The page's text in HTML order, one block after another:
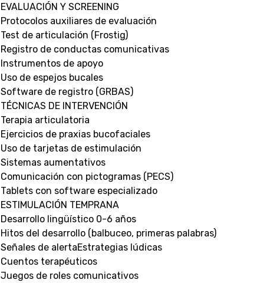
EVALUACIÓN Y SCREENING
Protocolos auxiliares de evaluación
Test de articulación (Frostig)
Registro de conductas comunicativas
Instrumentos de apoyo
Uso de espejos bucales
Software de registro (GRBAS)
TÉCNICAS DE INTERVENCIÓN
Terapia articulatoria
Ejercicios de praxias bucofaciales
Uso de tarjetas de estimulación
Sistemas aumentativos
Comunicación con pictogramas (PECS)
Tablets con software especializado
ESTIMULACIÓN TEMPRANA
Desarrollo lingüístico 0-6 años
Hitos del desarrollo (balbuceo, primeras palabras)
Señales de alertaEstrategias lúdicas
Cuentos terapéuticos
Juegos de roles comunicativos